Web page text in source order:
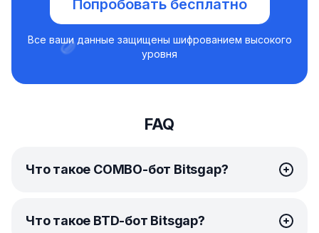
Попробовать бесплатно
Все ваши данные защищены шифрованием высокого
уровня
FAQ
Что такое COMBO-бот Bitsgap?
COMBO-бот
Bitsgap — это по-настоящему
уникальное решение для автоматического
Что такое BTD-бот Bitsgap?